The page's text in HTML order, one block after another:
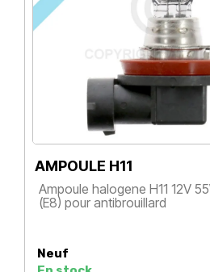
AMPOULE H11
Ampoule halogene H11 12V
(E8) pour antibrouillard
Neuf